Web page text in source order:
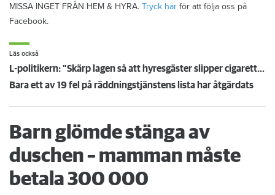
MISSA INGET FRÅN HEM & HYRA. Tryck här för att följa oss på
Facebook.
Läs också
L-politikern: "Skärp lagen så att hyresgäster slipper cigarettrök"
Bara ett av 19 fel på räddningstjänstens lista har åtgärdats
Barn glömde stänga av
duschen – mamman måste
betala 300 000